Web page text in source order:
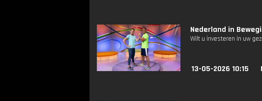
Nederland in
Wilt u investeren in uw
13-05-2026 10:15